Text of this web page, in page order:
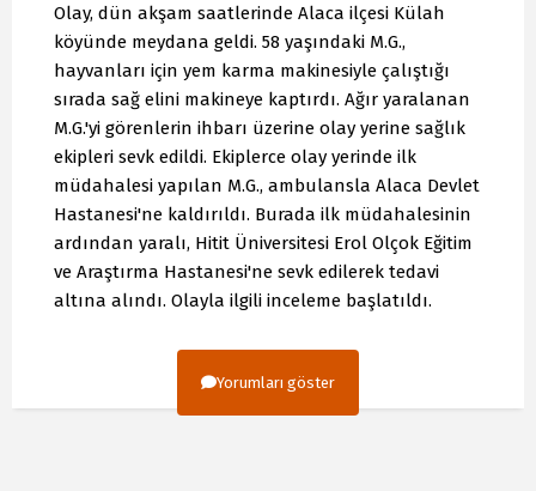
Olay, dün akşam saatlerinde Alaca ilçesi Külah
köyünde meydana geldi. 58 yaşındaki M.G.,
hayvanları için yem karma makinesiyle çalıştığı
sırada sağ elini makineye kaptırdı. Ağır yaralanan
M.G.'yi görenlerin ihbarı üzerine olay yerine sağlık
ekipleri sevk edildi. Ekiplerce olay yerinde ilk
müdahalesi yapılan M.G., ambulansla Alaca Devlet
Hastanesi'ne kaldırıldı. Burada ilk müdahalesinin
ardından yaralı, Hitit Üniversitesi Erol Olçok Eğitim
ve Araştırma Hastanesi'ne sevk edilerek tedavi
altına alındı. Olayla ilgili inceleme başlatıldı.
Yorumları göster